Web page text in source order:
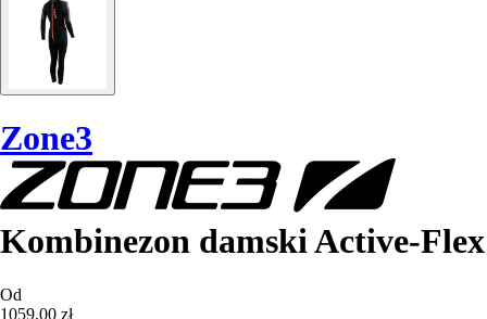
Zone3
Kombinezon damski Active-Flex
Od
1059,00 zł